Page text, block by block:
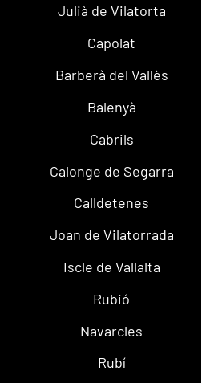
Julià de Vilatorta
Capolat
Barberà del Vallès
Balenyà
Cabrils
Calonge de Segarra
Calldetenes
Joan de Vilatorrada
Iscle de Vallalta
Rubió
Navarcles
Rubí